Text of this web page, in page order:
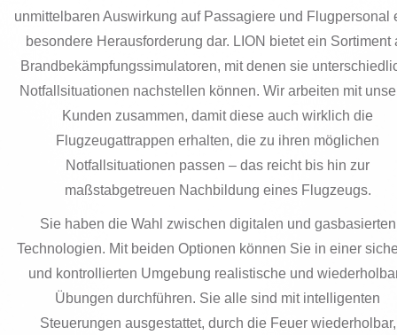
unmittelbaren Auswirkung auf Passagiere und Flugpersonal
besondere Herausforderung dar. LION bietet ein Sortiment
Brandbekämpfungssimulatoren, mit denen sie
Notfallsituationen nachstellen können. Wir arbeiten mit
Kunden zusammen, damit diese auch wirklich die
Flugzeugattrappen erhalten, die zu ihren möglichen
Notfallsituationen passen – das reicht bis hin zur
maßstabgetreuen Nachbildung eines Flugzeugs.
Sie haben die Wahl zwischen digitalen und gasbasierten
Technologien. Mit beiden Optionen können Sie in einer
und kontrollierten Umgebung realistische und
Übungen durchführen. Sie alle sind mit intelligenten
Steuerungen ausgestattet, durch die Feuer wiederholbar,